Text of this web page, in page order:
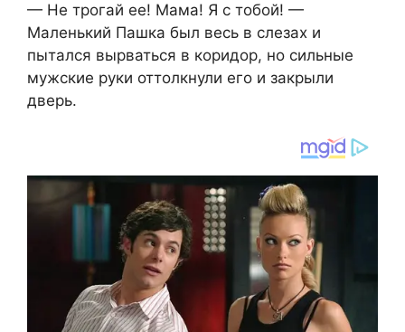
— Не трогай ее! Мама! Я с тобой! —
Маленький Пашка был весь в слезах и
пытался вырваться в коридор, но сильные
мужские руки оттолкнули его и закрыли
дверь.